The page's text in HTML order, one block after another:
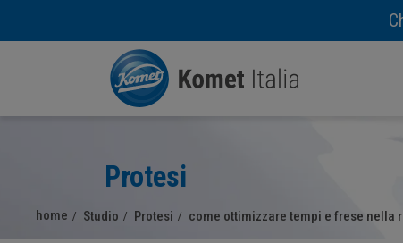
Protesi
home Studio Protesi come ottimizzare tempi e frese nella